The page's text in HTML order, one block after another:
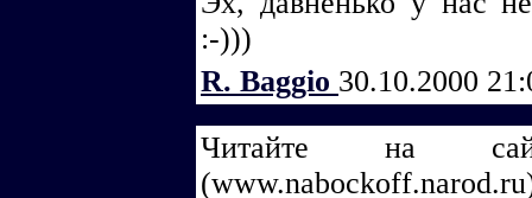
:-)))
R. Baggio 30.10.2000
Читайте на